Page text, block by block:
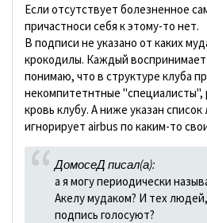
Если отсутствует болезненное
причастноси себя к этому-то нет.
В подписи не указано от каких
крокодилы. Каждый
понимаю, что в структуре клуба
некомпитетнтные "специалисты",
кровь клубу. А ниже указан
игнорирует airbus по каким-то
ДомосеД писал(а):
а я могу периодически
Акелу мудаком? И тех
подпись голосуют?